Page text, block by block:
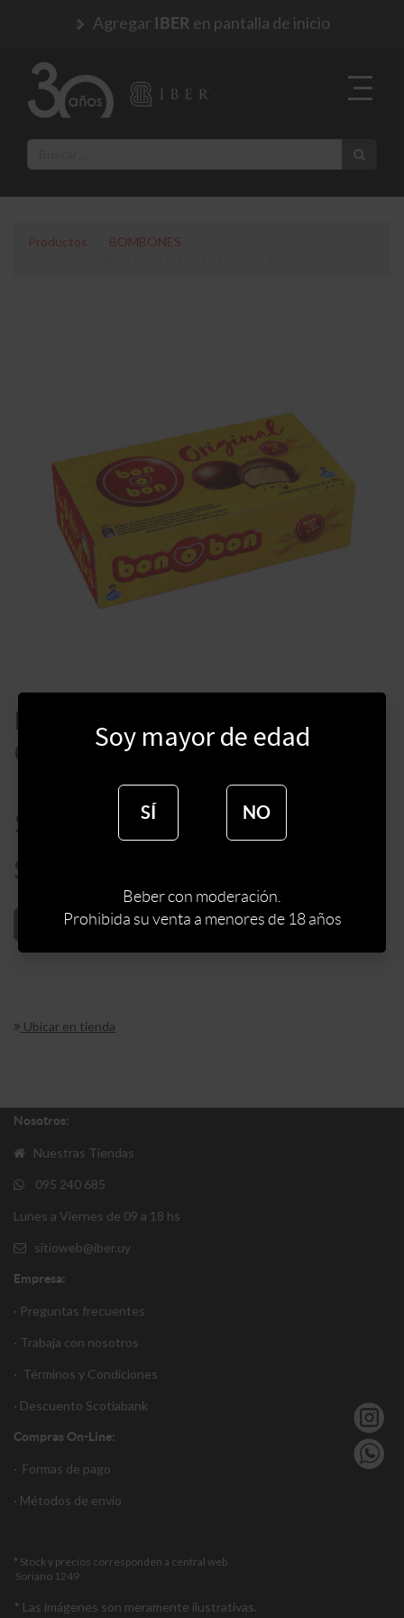
Agregar IBER en pantalla de inicio
Productos
BOMBONES
BOMBONERA BON O BON
CLASICA 270 GRAMOS
$
$
AÑADIR AL CARRITO
Ubicar en tienda
Nosotros:
Nuestras Tiendas
095 240 685
Lunes a Viernes de 09 a 18 hs
sitioweb@iber.uy
Empresa:
· Preguntas frecuentes
· Trabaja con nosotros
· Términos y Condiciones
· Descuento Scotiabank
Compras On-Line:
· Formas de pago
· Métodos de envío
* Stock y precios corresponden a central web
Soriano 1249
* Las imágenes son meramente ilustrativas.
Soy mayor de edad
SÍ NO
Beber con moderación.
Prohibida su venta a menores de 18 años